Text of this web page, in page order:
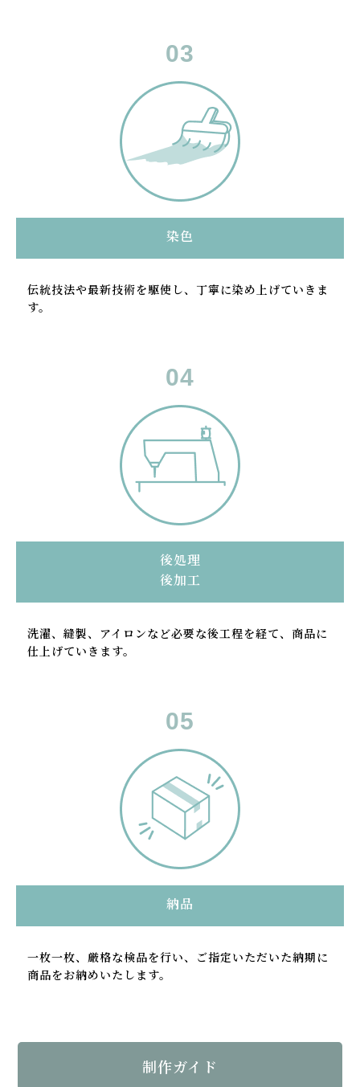
染色
伝統技法や最新技術を駆使し、丁寧に染め上げていきま
す。
後処理
後加工
洗濯、縫製、アイロンなど必要な後工程を経て、商品に
仕上げていきます。
納品
一枚一枚、厳格な検品を行い、ご指定いただいた納期に
商品をお納めいたします。
制作ガイド